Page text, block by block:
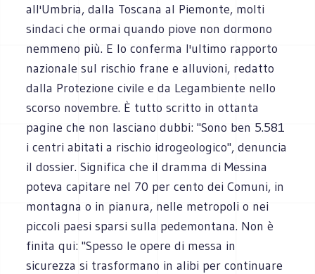
all'Umbria, dalla Toscana al Piemonte, molti
sindaci che ormai quando piove non dormono
nemmeno più. E lo conferma l'ultimo rapporto
nazionale sul rischio frane e alluvioni, redatto
dalla Protezione civile e da Legambiente nello
scorso novembre. È tutto scritto in ottanta
pagine che non lasciano dubbi: "Sono ben 5.581
i centri abitati a rischio idrogeologico", denuncia
il dossier. Significa che il dramma di Messina
poteva capitare nel 70 per cento dei Comuni, in
montagna o in pianura, nelle metropoli o nei
piccoli paesi sparsi sulla pedemontana. Non è
finita qui: "Spesso le opere di messa in
sicurezza si trasformano in alibi per continuare